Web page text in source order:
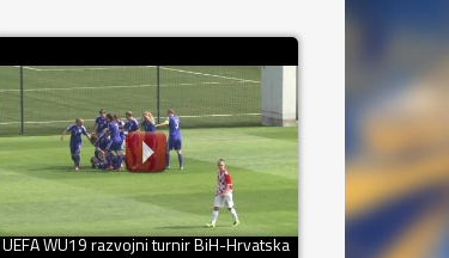
UEFA WU19 razvojni turnir BiH-Hrvatska